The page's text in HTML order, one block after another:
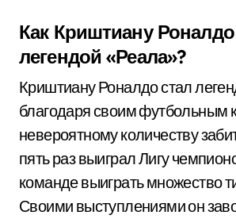
Как Криштиану Роналдо
легендой «Реала»?
Криштиану Роналдо стал
благодаря своим футбольным
невероятному количеству
пять раз выиграл Лигу
команде выиграть множество
Своими выступлениями он